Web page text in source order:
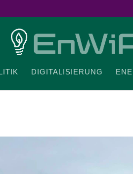
DIGI­TA­LI­SIERUNG